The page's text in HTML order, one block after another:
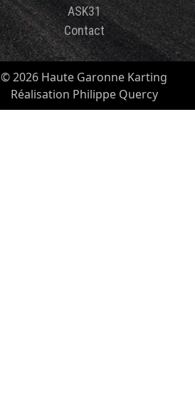
ASK31
Contact
© 2026 Haute Garonne Karting
Réalisation Philippe Quercy